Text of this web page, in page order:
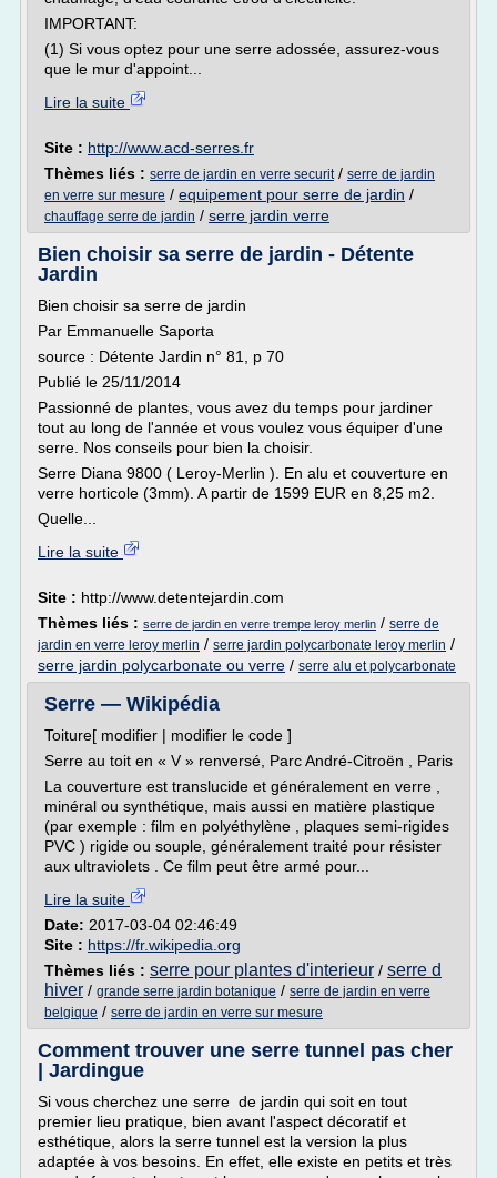
IMPORTANT:
(1) Si vous optez pour une serre adossée, assurez-vous
que le mur d'appoint...
Lire la suite
Site : http://www.acd-serres.fr
Thèmes liés : serre de jardin en verre securit/ serre de jardin
en verre sur mesure / equipement pour serre de jardin /
chauffage serre de jardin / serre jardin verre
Bien choisir sa serre de jardin - Détente
Jardin
Bien choisir sa serre de jardin
Par Emmanuelle Saporta
source : Détente Jardin n° 81, p 70
Publié le 25/11/2014
Passionné de plantes, vous avez du temps pour jardiner
tout au long de l'année et vous voulez vous équiper d'une
serre. Nos conseils pour bien la choisir.
Serre Diana 9800 ( Leroy-Merlin ). En alu et couverture en
verre horticole (3mm). A partir de 1599 EUR en 8,25 m2.
Quelle...
Lire la suite
Site : http://www.detentejardin.com
Thèmes liés : serre de jardin en verre trempe leroy merlin / serre de
jardin en verre leroy merlin / serre jardin polycarbonate leroy merlin /
serre jardin polycarbonate ou verre / serre alu et polycarbonate
Serre — Wikipédia
Toiture[ modifier | modifier le code ]
Serre au toit en « V » renversé, Parc André-Citroën , Paris
La couverture est translucide et généralement en verre ,
minéral ou synthétique, mais aussi en matière plastique
(par exemple : film en polyéthylène , plaques semi-rigides
PVC ) rigide ou souple, généralement traité pour résister
aux ultraviolets . Ce film peut être armé pour...
Lire la suite
Date: 2017-03-04 02:46:49
Site : https://fr.wikipedia.org
Thèmes liés : serre pour plantes d'interieur / serre d
hiver / grande serre jardin botanique / serre de jardin en verre
belgique / serre de jardin en verre sur mesure
Comment trouver une serre tunnel pas cher
| Jardingue
Si vous cherchez une serre de jardin qui soit en tout
premier lieu pratique, bien avant l'aspect décoratif et
esthétique, alors la serre tunnel est la version la plus
adaptée à vos besoins. En effet, elle existe en petits et très